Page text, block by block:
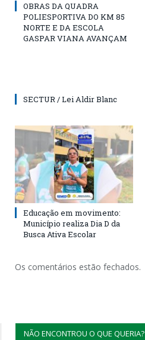
OBRAS DA QUADRA
POLIESPORTIVA DO KM 85
NORTE E DA ESCOLA
GASPAR VIANA AVANÇAM
SECTUR / Lei Aldir Blanc
Educação em movimento:
Município realiza Dia D da
Busca Ativa Escolar
Os comentários estão fechados.
NÃO ENCONTROU O QUE QUERIA?